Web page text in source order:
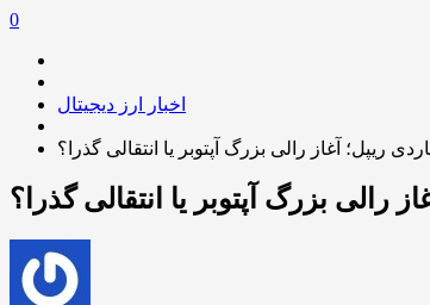
0
اخبار ارز دیجیتال